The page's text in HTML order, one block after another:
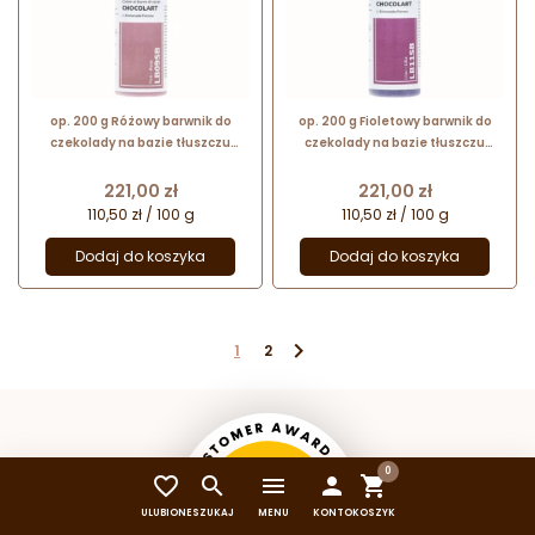

ULUBIONE

SZUKAJ
menu
MENU

KONTO

0
KOSZYK
op. 200 g Różowy barwnik do
czekolady na bazie tłuszczu
Italia
Cena
221,00 zł
110,50 zł / 100 g
Dodaj do koszyka
op. 200 g Fioletowy barwnik do
czekolady na bazie tłuszczu
Italia
Cena
221,00 zł
110,50 zł / 100 g
Dodaj do koszyka
1 2 